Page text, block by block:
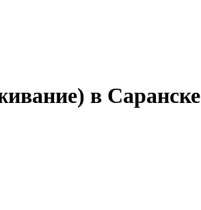
в Саранске